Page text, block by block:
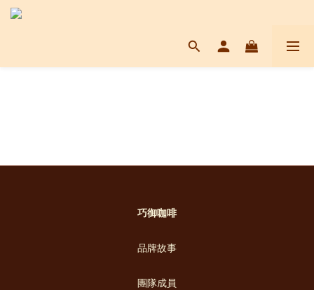
巧御咖啡
品牌故事
團隊成員